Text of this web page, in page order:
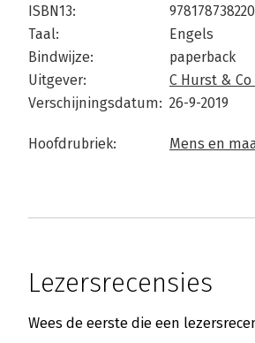
ISBN13:
Taal:
Engels
Bindwijze:
paperback
Uitgever:
C Hurst &
Verschijningsdatum: 26-9-2019
Hoofdrubriek: Mens en
Lezersrecensies
Wees de eerste die een